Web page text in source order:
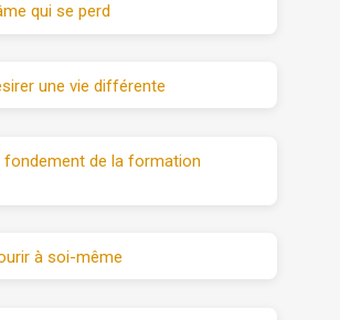
qui se perd
une vie différente
fondement de la formation
à soi-même